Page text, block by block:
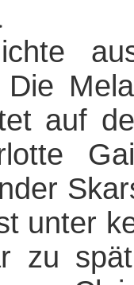
auf
unter
zu